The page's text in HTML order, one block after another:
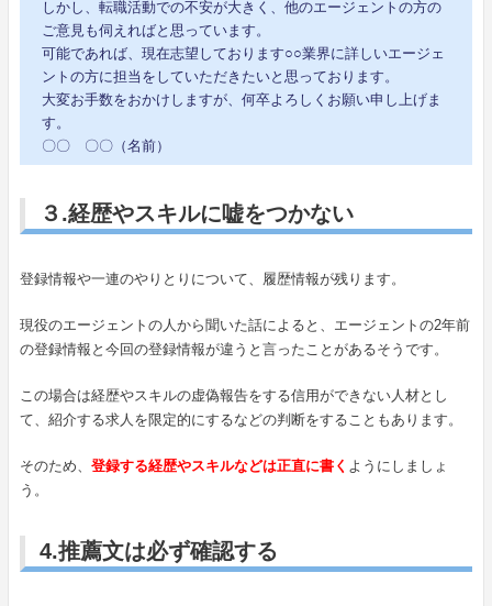
しかし、転職活動での不安が大きく、他のエージェントの方の
ご意見も伺えればと思っています。
可能であれば、現在志望しております○○業界に詳しいエージェ
ントの方に担当をしていただきたいと思っております。
大変お手数をおかけしますが、何卒よろしくお願い申し上げま
す。
〇〇 〇〇（名前）
３.経歴やスキルに嘘をつかない
登録情報や一連のやりとりについて、履歴情報が残ります。
現役のエージェントの人から聞いた話によると、エージェントの2年前
の登録情報と今回の登録情報が違うと言ったことがあるそうです。
この場合は経歴やスキルの虚偽報告をする信用ができない人材とし
て、紹介する求人を限定的にするなどの判断をすることもあります。
そのため、 登録する経歴やスキルなどは正直に書く ようにしましょ
う。
4.推薦文は必ず確認する